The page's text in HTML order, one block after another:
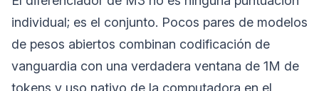
individual; es el conjunto. Pocos pares de modelos
de pesos abiertos combinan codificación de
vanguardia con una verdadera ventana de 1M de
tokens y uso nativo de la computadora en el